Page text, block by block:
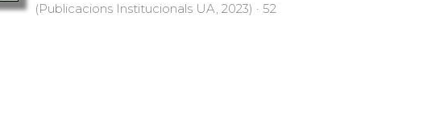
(Publicacions Institucionals UA, 2023) · 52